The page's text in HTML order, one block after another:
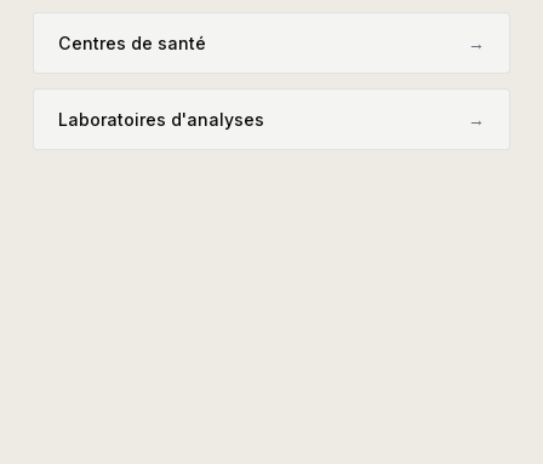
Centres de santé →
Laboratoires d'analyses →